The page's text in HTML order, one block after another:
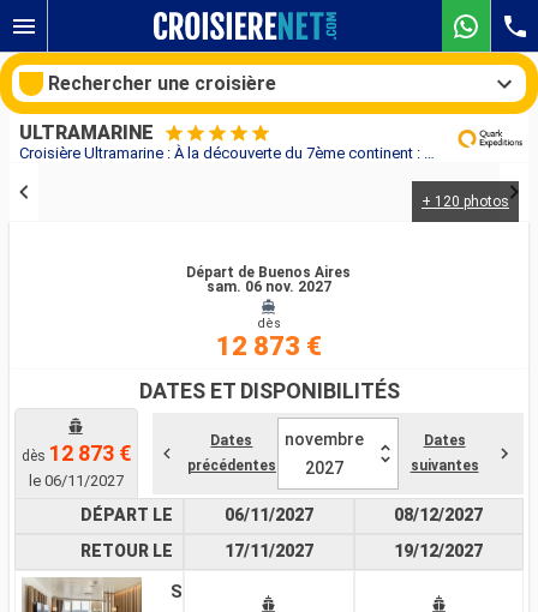
Croisière Ultramarine : À la découverte du 7ème continent : beauté sauvage de la Péninsule Antarctique au départ de Buenos Aires
ULTRAMARINE
+ 120 photos
Départ de Buenos Aires
sam. 06 nov. 2027
dès
12 873 €
DATES ET DISPONIBILITÉS
dès 12 873 €
le 06/11/2027
Dates
précédentes
novembre
2027
Dates
suivantes
DÉPART LE
RETOUR LE
Suite
06/11/2027
17/11/2027
08/12/2027
19/12/2027
Rechercher une croisière
Rechercher